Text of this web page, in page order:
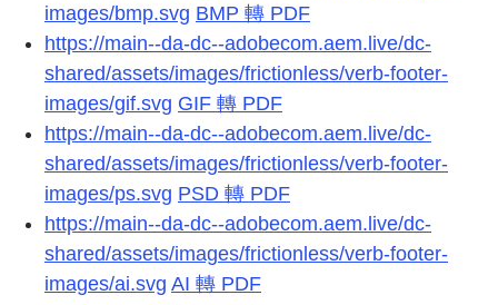
images/bmp.svg BMP 轉 PDF
https://main--da-dc--adobecom.aem.live/dc-
shared/assets/images/frictionless/verb-footer-
images/gif.svg GIF 轉 PDF
https://main--da-dc--adobecom.aem.live/dc-
shared/assets/images/frictionless/verb-footer-
images/ps.svg PSD 轉 PDF
https://main--da-dc--adobecom.aem.live/dc-
shared/assets/images/frictionless/verb-footer-
images/ai.svg AI 轉 PDF